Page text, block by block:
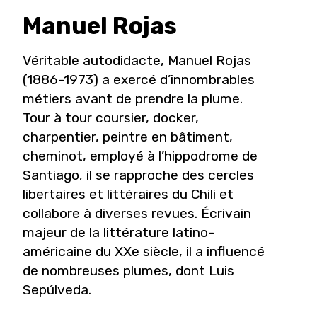
Manuel Rojas
Véritable autodidacte, Manuel Rojas
(1886-1973) a exercé d’innombrables
métiers avant de prendre la plume.
Tour à tour coursier, docker,
charpentier, peintre en bâtiment,
cheminot, employé à l’hippodrome de
Santiago, il se rapproche des cercles
libertaires et littéraires du Chili et
collabore à diverses revues. Écrivain
majeur de la littérature latino-
américaine du XXe siècle, il a influencé
de nombreuses plumes, dont Luis
Sepúlveda.